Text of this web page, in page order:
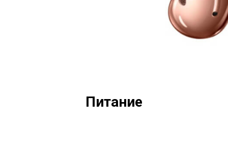
Питание